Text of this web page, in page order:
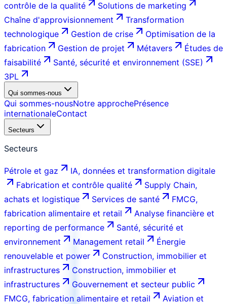
contrôle de la qualité
Solutions de marketing
Chaîne d'approvisionnement
Transformation
technologique
Gestion de crise
Optimisation de la
fabrication
Gestion de projet Métavers
Études de
faisabilité
Santé, sécurité et environnement (SSE)
3PL
Qui sommes-nous
Qui sommes-nousNotre approchePrésence
internationaleContact
Secteurs
Secteurs
Pétrole et gaz
IA, données et transformation digitale
Fabrication et contrôle qualité
Supply Chain,
achats et logistique
Services de santé
FMCG,
fabrication alimentaire et retail
Analyse financière et
reporting de performance
Santé, sécurité et
environnement
Management retail
Énergie
renouvelable et power
Construction, immobilier et
infrastructures
Construction, immobilier et
infrastructures
Gouvernement et secteur public
FMCG, fabrication alimentaire et retail
Aviation et